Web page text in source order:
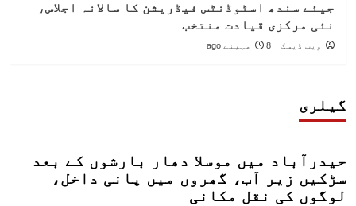
جیئے سندھ اسٹوڈنٹس فیڈریشن کا سالانہ اجلاس،
نئی مرکزی قیادت منتخب
ویب ڈیسک 8 مہینے ago
گیلری
حیدرآباد میں موسلا دھار بارشوں کے بعد
سڑکیں زیر آب، گھروں میں پانی داخل،
لوگوں کی نقل مکانی